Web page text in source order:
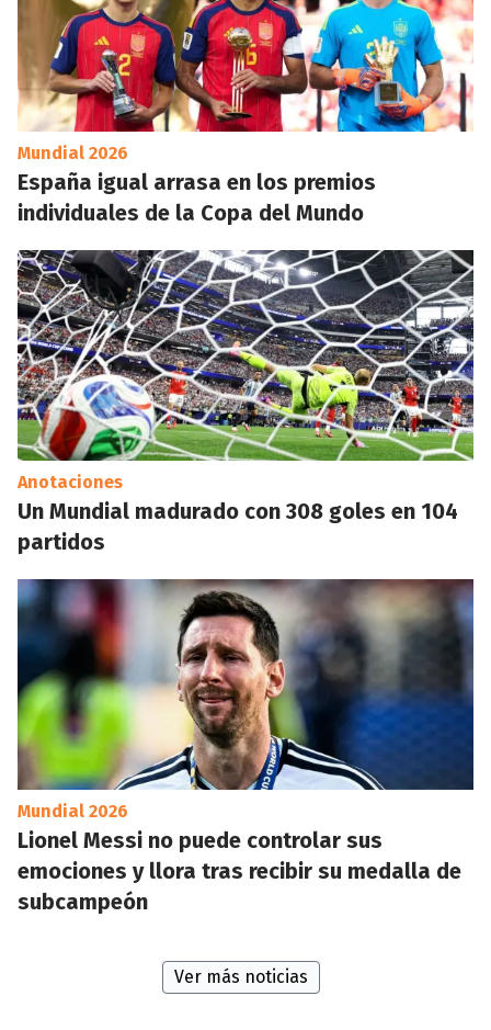
Mundial 2026
España igual arrasa en los premios
individuales de la Copa del Mundo
Anotaciones
Un Mundial madurado con 308 goles en 104
partidos
Mundial 2026
Lionel Messi no puede controlar sus
emociones y llora tras recibir su medalla de
subcampeón
Ver más noticias